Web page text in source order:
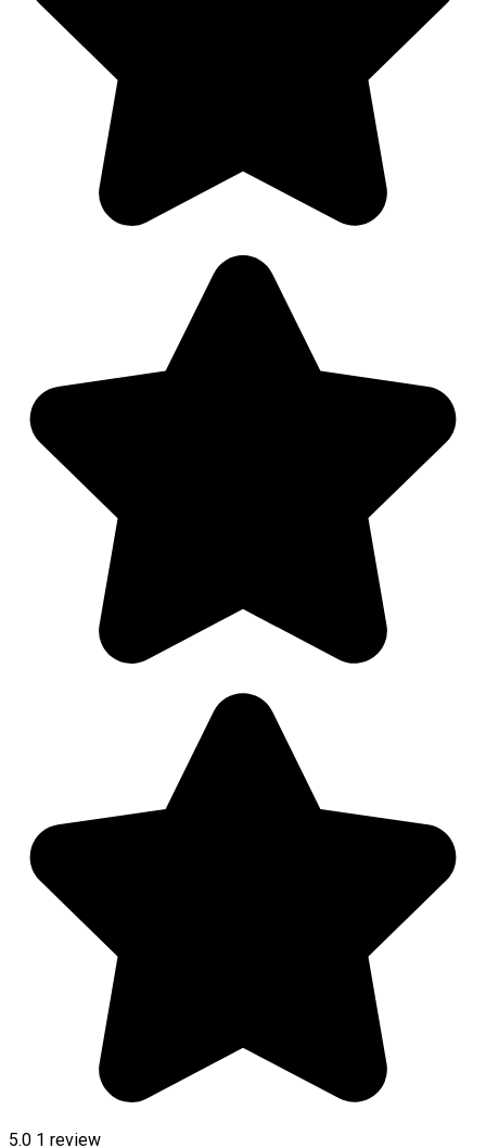
5.0 1 review